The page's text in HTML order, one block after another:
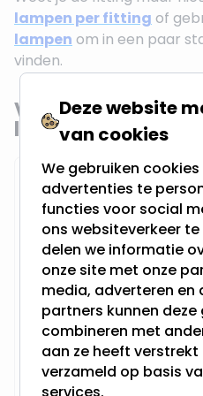
lampen per fitting of
lampen om in een paar
vinden.
Veelgestelde
lampvormen
Welke lampvorm heb
Dat hangt af van het
effect. Voor standaard
(A60) de meest
decoratieve open
lamp of globe lamp
de kaarslamp de
zeker? Gebruik de
een persoonlijk advies in
Deze website
van cookies
We gebruiken
advertenties te
functies voor social
ons websiteverkeer
delen we informatie
onze site met onze
media, adverteren en
partners kunnen deze
combineren met
aan ze heeft verstrekt
verzameld op basis
services.